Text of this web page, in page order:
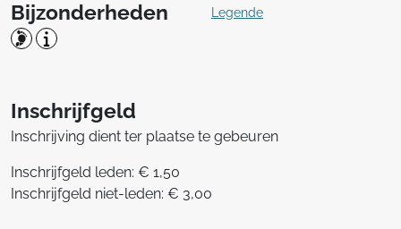
Bijzonderheden Legende
Inschrijfgeld
Inschrijving dient ter plaatse te gebeuren
Inschrijfgeld leden: € 1,50
Inschrijfgeld niet-leden: € 3,00